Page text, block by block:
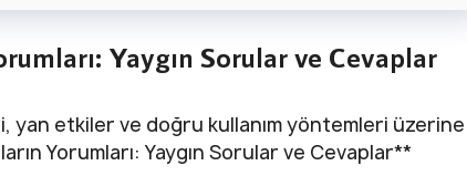
Yaygın Sorular ve Cevaplar
yan etkiler ve doğru kullanım yöntemleri üzerine
Yorumları: Yaygın Sorular ve Cevaplar**